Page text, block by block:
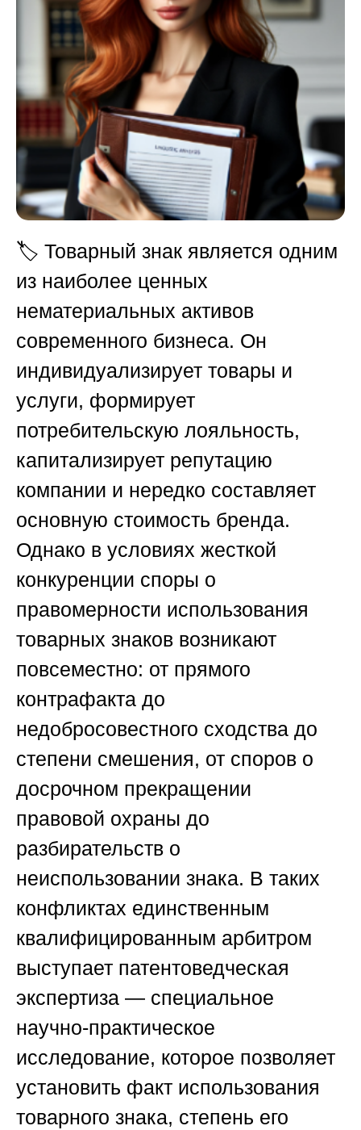
🏷️ Товарный знак является одним
из наиболее ценных
нематериальных активов
современного бизнеса. Он
индивидуализирует товары и
услуги, формирует
потребительскую лояльность,
капитализирует репутацию
компании и нередко составляет
основную стоимость бренда.
Однако в условиях жесткой
конкуренции споры о
правомерности использования
товарных знаков возникают
повсеместно: от прямого
контрафакта до
недобросовестного сходства до
степени смешения, от споров о
досрочном прекращении
правовой охраны до
разбирательств о
неиспользовании знака. В таких
конфликтах единственным
квалифицированным арбитром
выступает патентоведческая
экспертиза — специальное
научно-практическое
исследование, которое позволяет
установить факт использования
товарного знака, степень его